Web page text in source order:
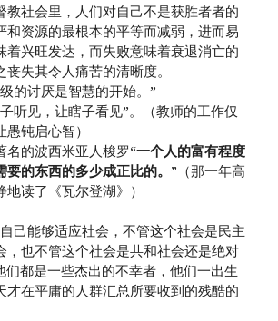
教社会里，人们对自己不是获胜者者的
和资源的最根本的平等而减弱，进而易
着兴旺发达，而失败意味着衰退消亡的
失其令人痛苦的清晰度。
的讨厌是智慧的开始。”
听见，让瞎子看见”。（教师的工作仅
钝启心智）
名的波西米亚人梭罗“一个人的富有程度
的东西的多少成正比的。 ”（那一年高
读了《瓦尔登湖》）
己能够适应社会，不管这个社会是民主
，也不管这个社会是共和社会还是绝对
都是一些杰出的不幸者，他们一出生
才在平庸的人群汇总所要收到的残酷的